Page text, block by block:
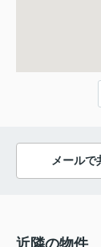
メールで
近隣の物件